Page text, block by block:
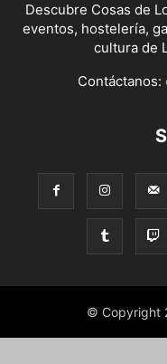
Descubre Cosas de
eventos, hostelería,
cultura de
Contáctanos:
© Copyright